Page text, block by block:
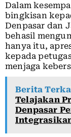
Dalam
bingkisan
Denpasar dan
behasil
hanya itu,
kepada
menjaga
Berita
Telajakan
Denpasar